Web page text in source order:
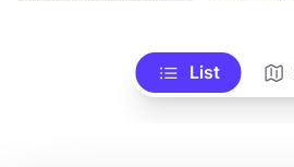
List